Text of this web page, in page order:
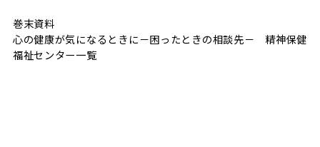
巻末資料
心の健康が気になるときに－困ったときの相談先－ 精神保健
福祉センター一覧